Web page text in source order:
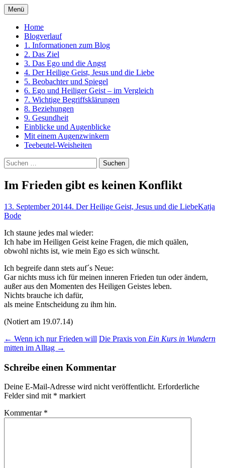
Zum
Inhalt
springen
Ein Kurs in Wundern
Menü
Home
Blogverlauf
1. Informationen zum Blog
2. Das Ziel
3. Das Ego und die Angst
4. Der Heilige Geist, Jesus und die Liebe
5. Beobachter und Spiegel
6. Ego und Heiliger Geist – im Vergleich
7. Wichtige Begriffsklärungen
8. Beziehungen
9. Gesundheit
Einblicke und Augenblicke
Mit einem Augenzwinkern
Teebeutel-Weisheiten
Suchen
nach:
Im Frieden gibt es keinen Konflikt
13. September 20144. Der Heilige Geist, Jesus und die LiebeKatja
Bode
Ich staune jedes mal wieder:
Ich habe im Heiligen Geist keine Fragen, die mich quälen,
obwohl nichts ist, wie mein Ego es sich wünscht.
Ich begreife dann stets auf´s Neue:
Gar nichts muss ich für meinen inneren Frieden tun oder ändern,
außer aus den Momenten des Heiligen Geistes leben.
Nichts brauche ich dafür,
als meine Entscheidung zu ihm hin.
(Notiert am 19.07.14)
Beitragsnavigation
← Wenn ich nur Frieden will Die Praxis von Ein Kurs in Wundern
mitten im Alltag →
Schreibe einen Kommentar
Deine E-Mail-Adresse wird nicht veröffentlicht. Erforderliche
Felder sind mit * markiert
Kommentar *